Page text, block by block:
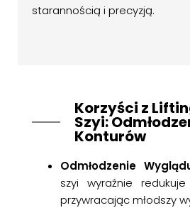
starannością i precyzją.
Korzyści z
Szyi:
Konturów
Odmłodzenie
szyi wyraźnie
przywracając młodszy